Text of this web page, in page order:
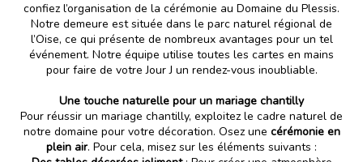
confiez l’organisation de la cérémonie au Domaine du Plessis.
Notre demeure est située dans le parc naturel régional de
l’Oise, ce qui présente de nombreux avantages pour un tel
événement. Notre équipe utilise toutes les cartes en mains
pour faire de votre Jour J un rendez-vous inoubliable.
Une touche naturelle pour un mariage chantilly
Pour réussir un mariage chantilly, exploitez le cadre naturel de
notre domaine pour votre décoration. Osez une cérémonie en
plein air. Pour cela, misez sur les éléments suivants :